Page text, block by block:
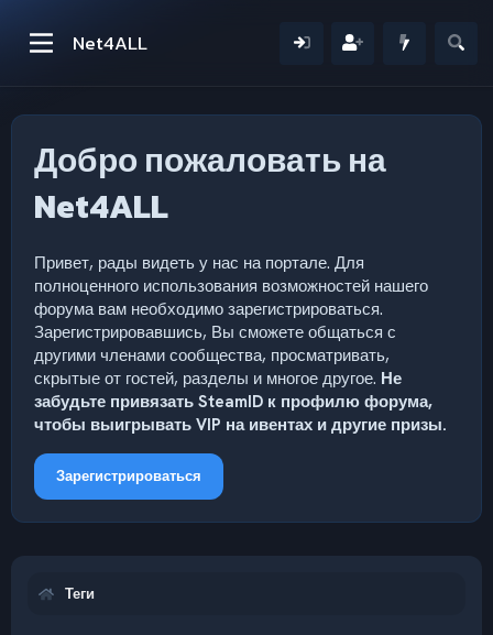
Net4ALL
Добро пожаловать на
Net4ALL
Привет, рады видеть у нас на портале. Для
полноценного использования возможностей нашего
форума вам необходимо зарегистрироваться.
Зарегистрировавшись, Вы сможете общаться с
другими членами сообщества, просматривать,
скрытые от гостей, разделы и многое другое. Не
забудьте привязать SteamID к профилю форума,
чтобы выигрывать VIP на ивентах и другие призы.
Зарегистрироваться
Теги